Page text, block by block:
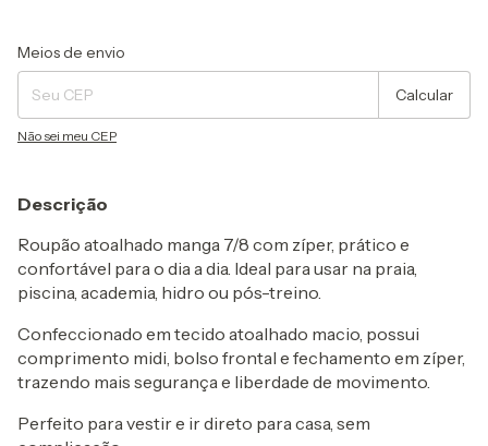
Entregas para o CEP:
Meios de envio
Calcular
Não sei meu CEP
Descrição
Roupão atoalhado manga 7/8 com zíper, prático e
confortável para o dia a dia. Ideal para usar na praia,
piscina, academia, hidro ou pós-treino.
Confeccionado em tecido atoalhado macio, possui
comprimento midi, bolso frontal e fechamento em zíper,
trazendo mais segurança e liberdade de movimento.
Perfeito para vestir e ir direto para casa, sem